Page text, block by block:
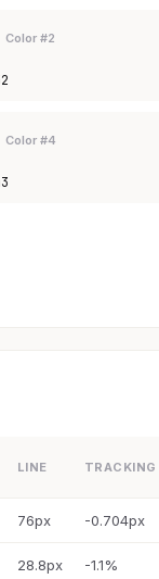
Color #2
Color #4
LINE TRACKING
76px -0.704px
28.8px -1.1%